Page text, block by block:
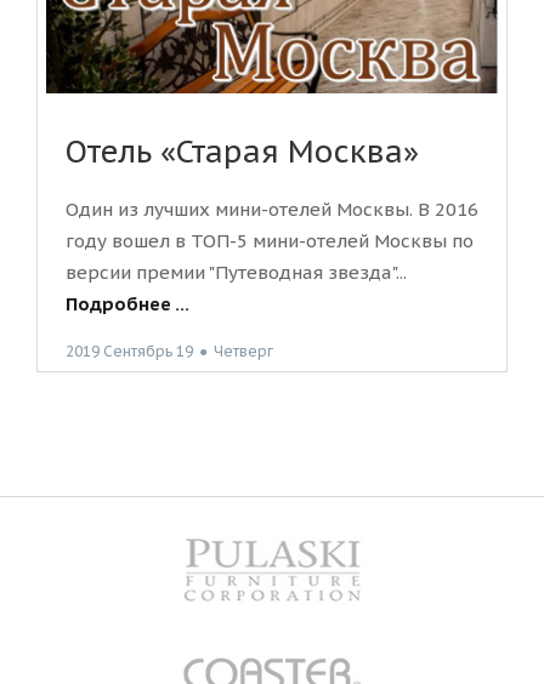
Отель «Старая Москва»
Один из лучших мини-отелей Москвы. В 2016
году вошел в ТОП-5 мини-отелей Москвы по
версии премии "Путеводная звезда"...
Подробнее ...
2019 Сентябрь 19 ● Четверг